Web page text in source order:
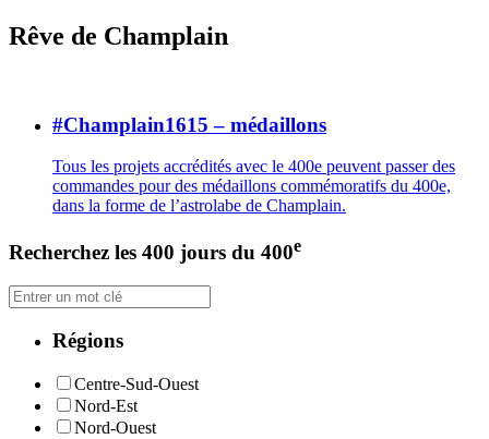
Rêve de Champlain
#Champlain1615 – médaillons
Tous les projets accrédités avec le 400e peuvent passer des
commandes pour des médaillons commémoratifs du 400e,
dans la forme de l’astrolabe de Champlain.
Recherchez les 400 jours du 400e
Régions
Centre-Sud-Ouest
Nord-Est
Nord-Ouest